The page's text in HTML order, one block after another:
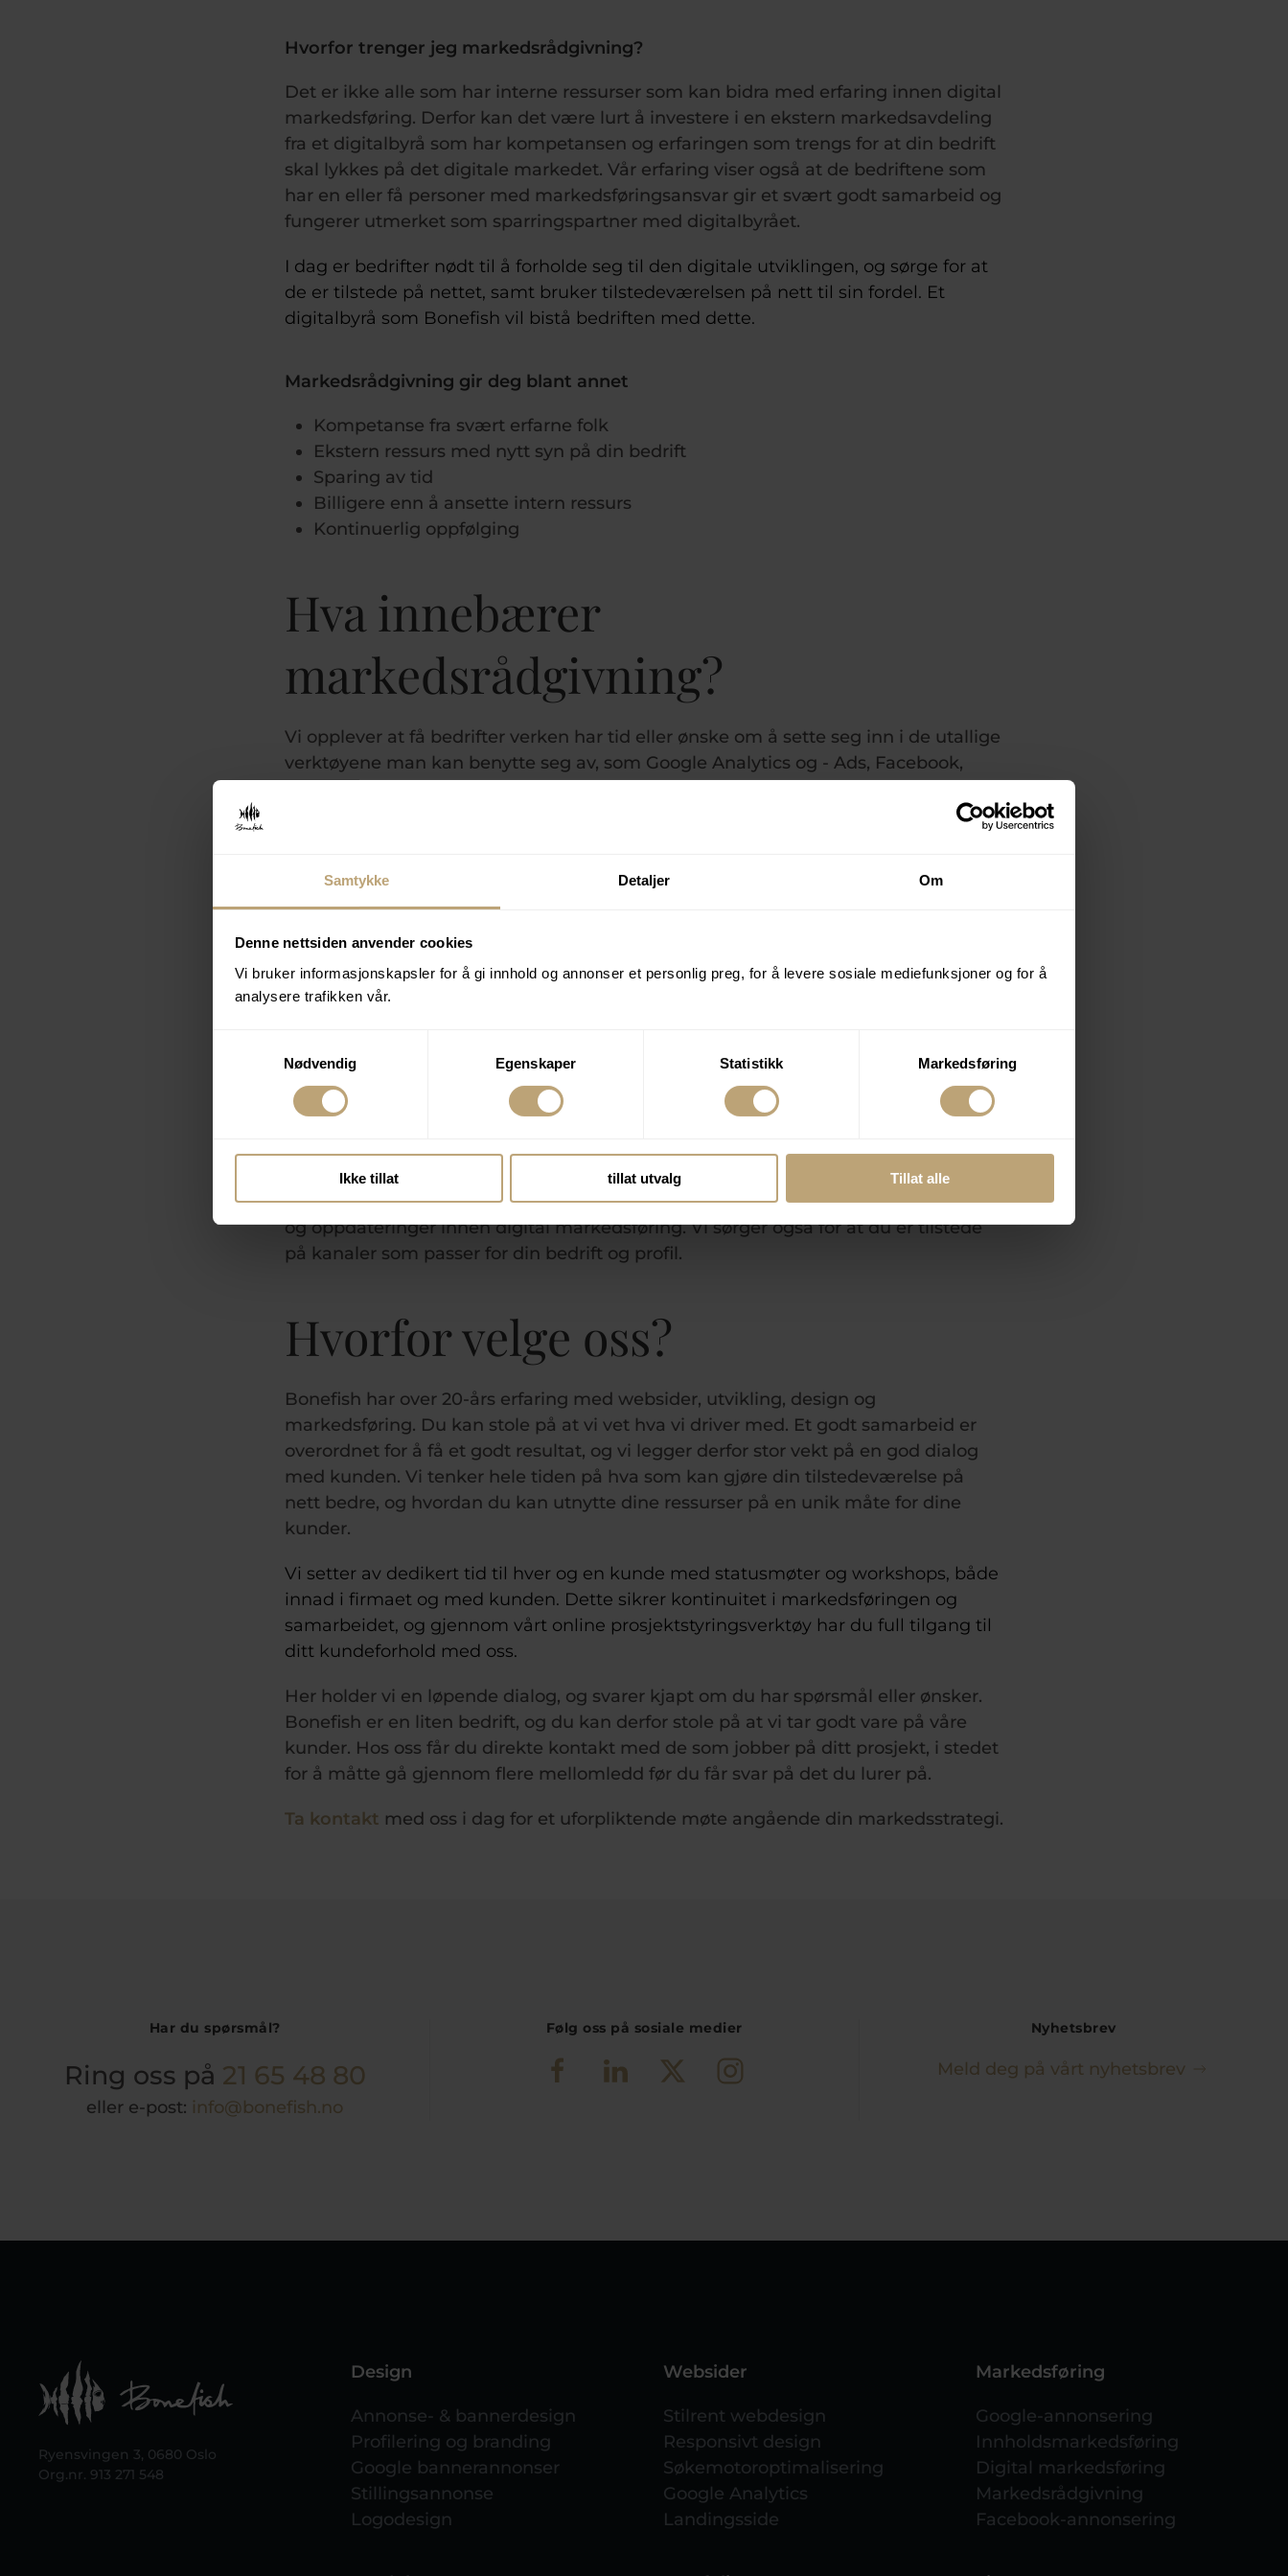
Samtykke Detaljer Om
Denne nettsiden anvender cookies
Vi bruker informasjonskapsler for å gi innhold og annonser et personlig preg, for å levere sosiale mediefunksjoner og for å
analysere trafikken vår.
Nødvendig
Egenskaper Statistikk Markedsføring
Ikke tillat tillat utvalg Tillat alle
Hvorfor trenger jeg markedsrådgivning?
Det er ikke alle som har interne ressurser som kan bidra med erfaring innen digital
markedsføring. Derfor kan det være lurt å investere i en ekstern markedsavdeling
fra et digitalbyrå som har kompetansen og erfaringen som trengs for at din bedrift
skal lykkes på det digitale markedet. Vår erfaring viser også at de bedriftene som
har en eller få personer med markedsføringsansvar gir et svært godt samarbeid og
fungerer utmerket som sparringspartner med digitalbyrået.
I dag er bedrifter nødt til å forholde seg til den digitale utviklingen, og sørge for at
de er tilstede på nettet, samt bruker tilstedeværelsen på nett til sin fordel. Et
digitalbyrå som Bonefish vil bistå bedriften med dette.
Markedsrådgivning gir deg blant annet
Kompetanse fra svært erfarne folk
Ekstern ressurs med nytt syn på din bedrift
Sparing av tid
Billigere enn å ansette intern ressurs
Kontinuerlig oppfølging
Hva innebærer
markedsrådgivning?
Vi opplever at få bedrifter verken har tid eller ønske om å sette seg inn i de utallige
verktøyene man kan benytte seg av, som Google Analytics og - Ads, Facebook,
Du har full oversikt over hvilke kanaler du er presentert i, og får rapporter om hva
og ikke minst - erfaring om hva som fungerer og ikke fungerer.
stedet for å “sløse” penger på kampanjer og annonser som kanskje ikke er
dag. Bonefish sitter på mange års erfaring på hvordan man utnytter dette best
mulig. Vi er sertifisert som Google Partner, noe som gir kunden en trygghet på at
vi kan det vi holder på med, får gode resultater, og holder oss oppdatert på trender
og oppdateringer innen digital markedsføring. Vi sørger også for at du er tilstede
på kanaler som passer for din bedrift og profil.
Hvorfor velge oss?
Bonefish har over 20-års erfaring med websider, utvikling, design og
markedsføring. Du kan stole på at vi vet hva vi driver med. Et godt samarbeid er
overordnet for å få et godt resultat, og vi legger derfor stor vekt på en god dialog
med kunden. Vi tenker hele tiden på hva som kan gjøre din tilstedeværelse på
nett bedre, og hvordan du kan utnytte dine ressurser på en unik måte for dine
kunder.
Vi setter av dedikert tid til hver og en kunde med statusmøter og workshops, både
innad i firmaet og med kunden. Dette sikrer kontinuitet i markedsføringen og
samarbeidet, og gjennom vårt online prosjektstyringsverktøy har du full tilgang til
ditt kundeforhold med oss.
Her holder vi en løpende dialog, og svarer kjapt om du har spørsmål eller ønsker.
Bonefish er en liten bedrift, og du kan derfor stole på at vi tar godt vare på våre
kunder. Hos oss får du direkte kontakt med de som jobber på ditt prosjekt, i stedet
for å måtte gå gjennom flere mellomledd før du får svar på det du lurer på.
Ta kontakt med oss i dag for et uforpliktende møte angående din markedsstrategi.
Har du spørsmål?
Ring oss på 21 65 48 80
eller e-post: info@bonefish.no
Følg oss på sosiale medier Nyhetsbrev
Meld deg på vårt nyhetsbrev
Ryensvingen 3, 0680 Oslo
Org.nr. 913 271 548
Design
Annonse- & bannerdesign
Profilering og branding
Google bannerannonser
Stillingsannonse
Logodesign
Websider
Stilrent webdesign
Responsivt design
Søkemotoroptimalisering
Google Analytics
Landingsside
Markedsføring
Google-annonsering
Innholdsmarkedsføring
Digital markedsføring
Markedsrådgivning
Facebook-annonsering